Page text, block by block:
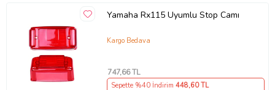
Yamaha Rx115 Uyumlu Stop Camı
Kargo Bedava
747,66 TL
Sepette %40 İndirim 448,60 TL